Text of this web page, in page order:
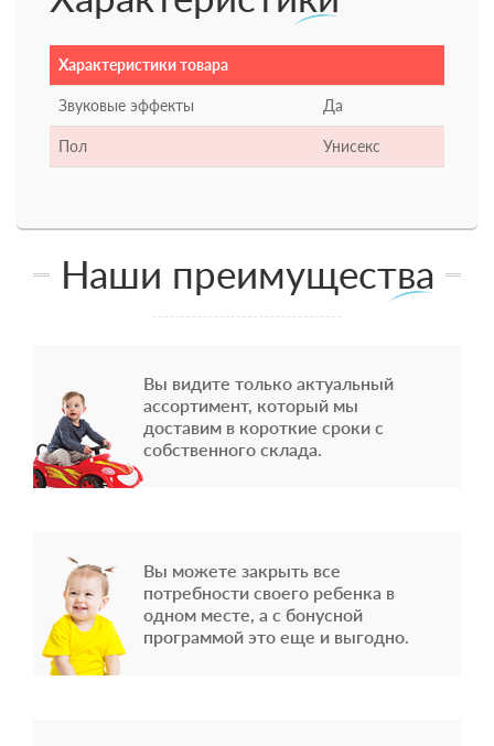
Характеристики товара
Звуковые эффекты Да
Пол Унисекс
Наши преимущества
Вы видите только актуальный
ассортимент, который мы
доставим в короткие сроки с
собственного склада.
Вы можете закрыть все
потребности своего ребенка в
одном месте, а с бонусной
программой это еще и выгодно.